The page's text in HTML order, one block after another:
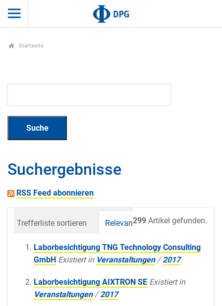
Startseite
Suchergebnisse
RSS Feed abonnieren
299 Artikel gefunden.
Trefferliste sortieren Relevanz Datum
Laborbesichtigung TNG Technology Consulting
GmbH Existiert in Veranstaltungen /2017
Laborbesichtigung AIXTRON SE Existiert in
Veranstaltungen /2017